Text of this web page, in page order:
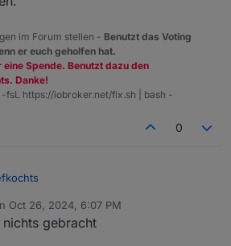
ich tun das es funktioniert?
Code/Log in Code Tags gepackt. Bitte
Code Tags Funktion -> </>
im Forum stellen - Benutzt das Voting
er euch geholfen hat.
Spende. Benutzt dazu den
Danke!
fsL https://iobroker.net/fix.sh | bash -
0
Oct 26, 2024, 6:07 PM
by
nichts gebracht